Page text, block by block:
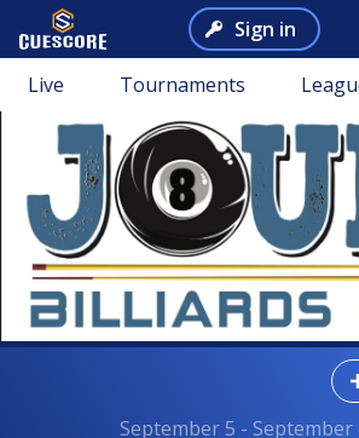
Sign in
Live Tournaments
September 5 - September